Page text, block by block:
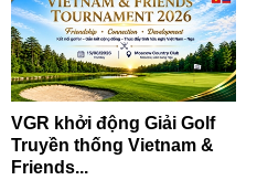
VGR khởi động Giải Golf
Truyền thống Vietnam &
Friends...